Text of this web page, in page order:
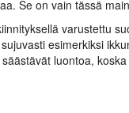
Se on vain tässä
varustettu
esimerkiksi
luontoa,